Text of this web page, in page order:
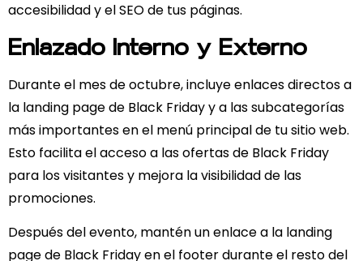
accesibilidad y el SEO de tus páginas.
Enlazado Interno y Externo
Durante el mes de octubre, incluyeenlaces directos a
la landing pagede Black Friday y a las subcategorías
más importantesen el menú principalde tu sitio web.
Esto facilita el acceso a las ofertas de Black Friday
para los visitantes y mejora la visibilidad de las
promociones.
Después del evento, mantén unenlace a la landing
page de Black Friday en el footer durante el resto del